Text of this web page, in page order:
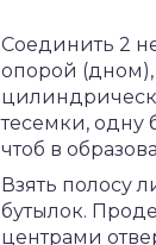
Соединить 2
опорой (дном),
тесемки, одну
чтоб в
Взять полосу
бутылок.
центрами